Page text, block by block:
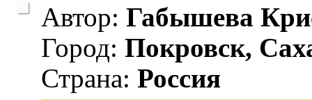
Автор: Габышева
Город: Покровск,
Страна: Россия